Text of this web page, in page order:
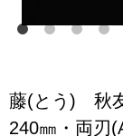
藤(とう) 秋
240㎜・両刃